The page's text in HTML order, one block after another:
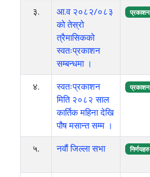
३.
आ.व २०८२/०८३
को तेस्रो
त्रैमासिकको
स्वतःप्रकाशन
सम्बन्धमा ।
प्रकाशन
४.
स्वतःप्रकाशन
मिति २०८२ साल
कार्तिक महिना देखि
पौष मसान्त सम्म ।
प्रकाशन
५. नवौं जिल्ला सभा निर्णयहरु